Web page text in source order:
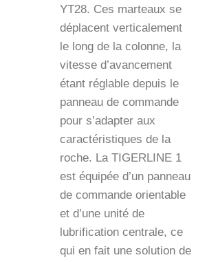
YT28. Ces marteaux se
déplacent verticalement
le long de la colonne, la
vitesse d’avancement
étant réglable depuis le
panneau de commande
pour s’adapter aux
caractéristiques de la
roche. La TIGERLINE 1
est équipée d’un panneau
de commande orientable
et d’une unité de
lubrification centrale, ce
qui en fait une solution de